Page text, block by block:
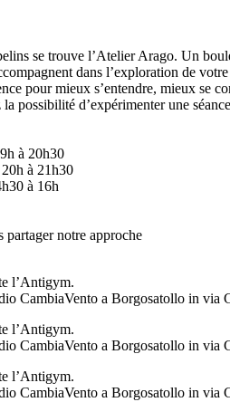
se trouve l’Atelier Arago. Un
dans l’exploration de
pour mieux s’entendre, mieux
possibilité d’expérimenter une
à 20h30
à 21h30
à 16h
partager notre approche
l’Antigym.
CambiaVento a Borgosatollo in
l’Antigym.
CambiaVento a Borgosatollo in
l’Antigym.
CambiaVento a Borgosatollo in